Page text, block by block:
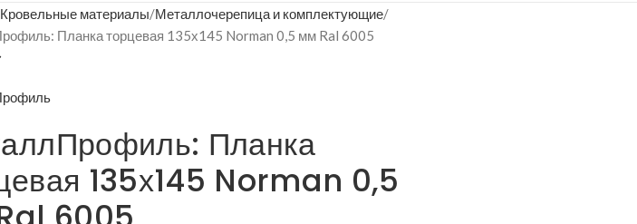
Кровельные материалы Металлочерепица и комплектующие
Планка торцевая 135х145 Norman 0,5 мм Ral 6005
Планка
135х145 Norman 0,5